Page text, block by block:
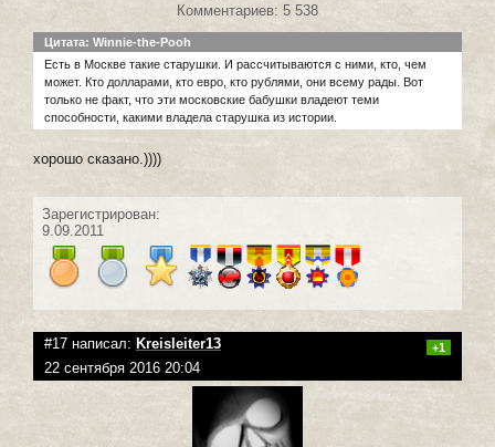
Комментариев: 5 538
Цитата: Winnie-the-Pooh
Есть в Москве такие старушки. И рассчитываются с ними, кто, чем
может. Кто долларами, кто евро, кто рублями, они всему рады. Вот
только не факт, что эти московские бабушки владеют теми
способности, какими владела старушка из истории.
хорошо сказано.))))
Зарегистрирован:
9.09.2011
#17 написал: Kreisleiter13 +1
22 сентября 2016 20:04